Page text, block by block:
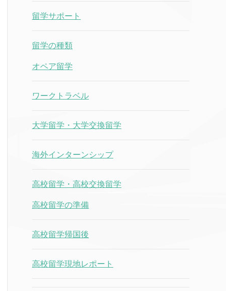
留学サポート
留学の種類
オペア留学
ワークトラベル
大学留学・大学交換留学
海外インターンシップ
高校留学・高校交換留学
高校留学の準備
高校留学帰国後
高校留学現地レポート